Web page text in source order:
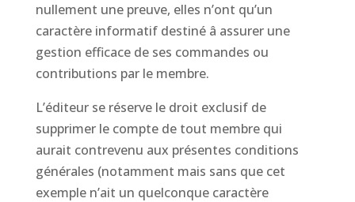
nullement une preuve, elles n’ont qu’un
caractère informatif destiné â assurer une
gestion efficace de ses commandes ou
contributions par le membre.
L’éditeur se réserve le droit exclusif de
supprimer le compte de tout membre qui
aurait contrevenu aux présentes conditions
générales (notamment mais sans que cet
exemple n’ait un quelconque caractère